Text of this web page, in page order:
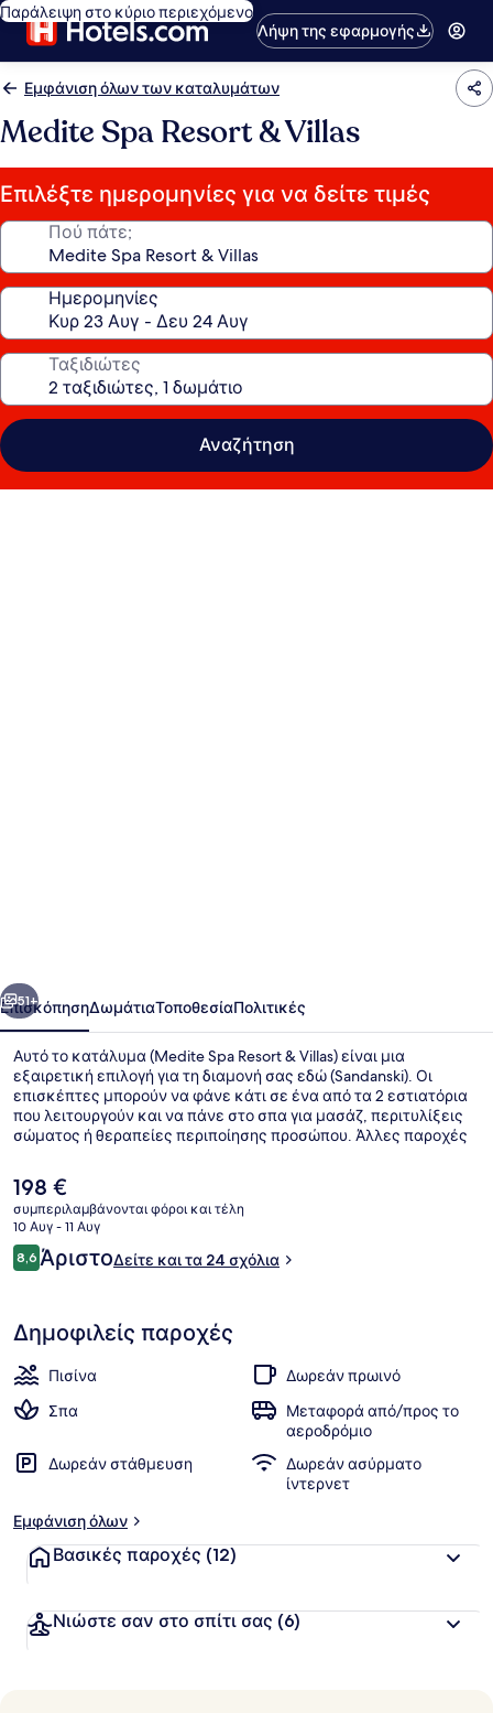
Παράλειψη στο κύριο περιεχόμενο
Λήψη της εφαρμογής
Εμφάνιση όλων των καταλυμάτων
Medite Spa Resort & Villas
Επιλέξτε ημερομηνίες για να δείτε τιμές
Πού πάτε;
Ημερομηνίες
Ταξιδιώτες
Αναζήτηση
Επόμενο
51+
ΕπισκόπησηΔωμάτιαΤοποθεσίαΠολιτικές
Αυτό το κατάλυμα (Medite Spa Resort & Villas) είναι μια
εξαιρετική επιλογή για τη διαμονή σας εδώ (Sandanski). Οι
επισκέπτες μπορούν να φάνε κάτι σε ένα από τα 2 εστιατόρια
που λειτουργούν και να πάνε στο σπα για μασάζ, περιτυλίξεις
σώματος ή θεραπείες περιποίησης προσώπου. Άλλες παροχές
εξωτερικές πισίνες, εσωτερική πισίνα και μπαρ δίπλα στην
πισίνα.
Η
τρέχουσα
τιμή
είναι
198 €
198 €
συμπεριλαμβάνονται φόροι και τέλη
10 Αυγ - 11 Αυγ
Σχόλια
8,68,6 στα 10
ΆριστοΔείτε και τα 24 σχόλια
Δημοφιλείς παροχές
Πισίνα
Δωρεάν πρωινό
Σπα
Μεταφορά από/προς το
αεροδρόμιο
Δωρεάν στάθμευση
Δωρεάν ασύρματο
ίντερνετ
Εμφάνιση όλων
Βασικές παροχές (12)
Νιώστε σαν στο σπίτι σας (6)